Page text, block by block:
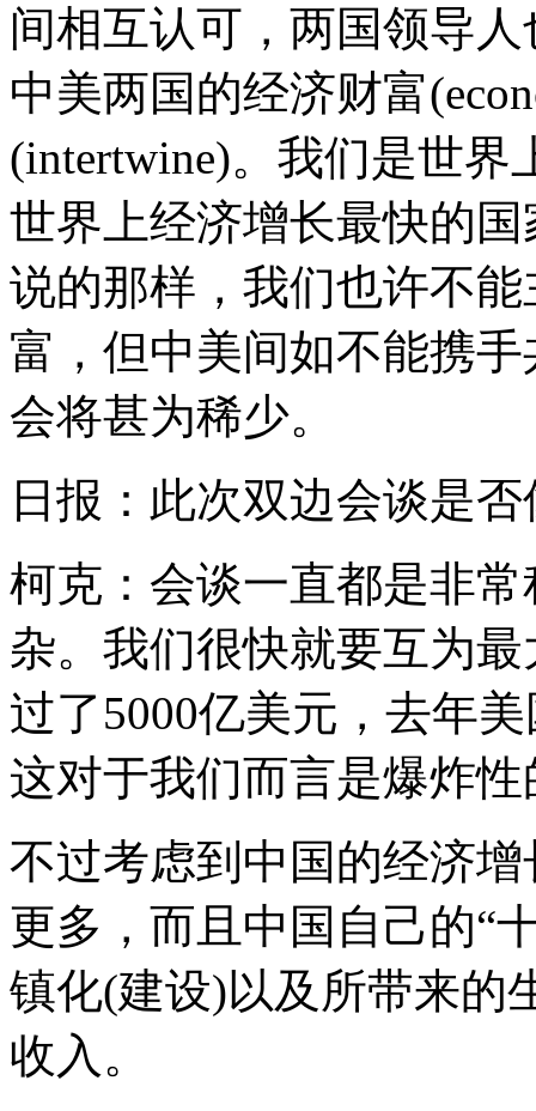
间相互认可，两国领导
中美两国的经济财富
(intertwine)。我们是世
世界上经济增长最快的
说的那样，我们也许不
富，但中美间如不能携
会将甚为稀少。
日报：此次双边会谈是
柯克：会谈一直都是非
杂。我们很快就要互为
过了5000亿美元，去年
这对于我们而言是爆炸
不过考虑到中国的经济
更多，而且中国自己的“
镇化(建设)以及所带来的
收入。